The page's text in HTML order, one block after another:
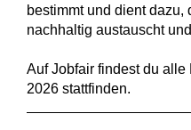
bestimmt und dient dazu,
nachhaltig austauscht
Auf Jobfair findest du alle
2026 stattfinden.